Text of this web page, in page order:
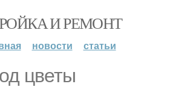
И РЕМОНТ
новости статьи
цветы